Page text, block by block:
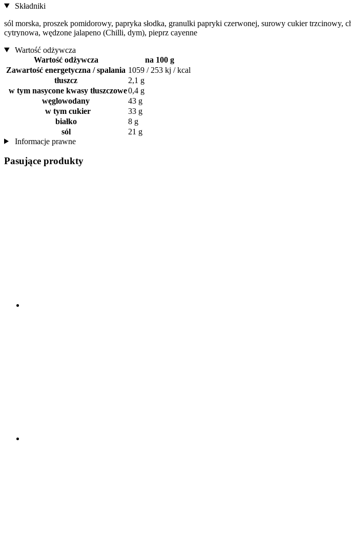
Składniki
sól morska, proszek pomidorowy, papryka słodka, granulki papryki czerwonej, surowy cukier
cytrynowa, wędzone jalapeno (Chilli, dym), pieprz cayenne
Wartość odżywcza
Wartość odżywcza
na 100 g
Zawartość energetyczna / spalania 1059 / 253 kj / kcal
tłuszcz
2,1 g
w tym nasycone kwasy tłuszczowe0,4 g
węglowodany
43 g
w tym cukier
33 g
białko
8 g
sól
21 g
Informacje prawne
Pasujące produkty